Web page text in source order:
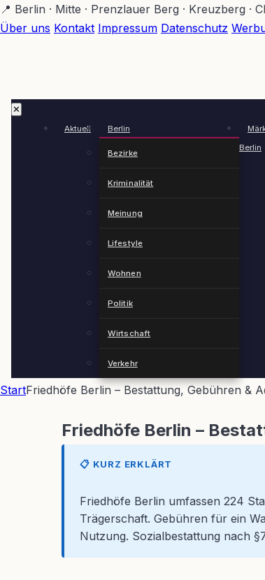
Zum
Hauptinhalt
📍 Berlin · Mitte · Prenzlauer Berg · Kreuzberg ·
Über uns Kontakt Impressum Datenschutz
✕
Aktuell Berlin
Bezirke
Kriminalität
Meinung
Lifestyle
Wohnen
Politik
Wirtschaft
Verkehr
Berlin
StartFriedhöfe Berlin – Bestattung, Gebühren &
Friedhöfe Berlin –
📋 KURZ ERKLÄRT
Friedhöfe Berlin umfassen 224
Trägerschaft. Gebühren für ein
Nutzung. Sozialbestattung nach